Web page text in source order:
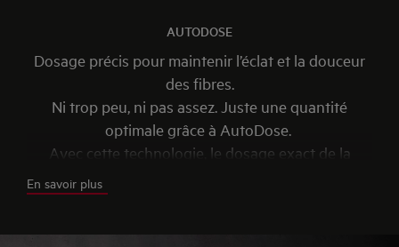
AUTODOSE
Dosage précis pour maintenir l’éclat et la douceur
des fibres.
Ni trop peu, ni pas assez. Juste une quantité
optimale grâce à AutoDose.
Avec cette technologie, le dosage exact de la
lessive et de l'assouplissant est ajouté à votre cycle
de lavage. AutoDose vous permet de garder jours
En savoir plus